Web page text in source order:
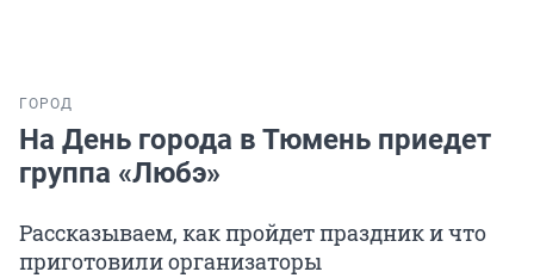
ГОРОД
На День города в Тюмень приедет
группа «Любэ»
Рассказываем, как пройдет праздник и что
приготовили организаторы